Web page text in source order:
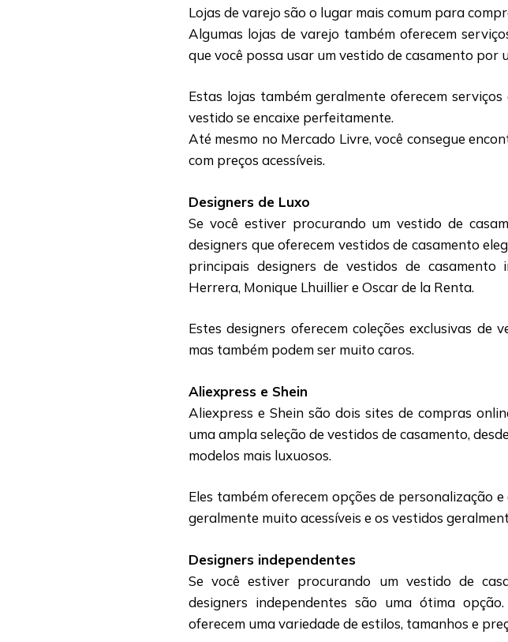
Lojas de varejo são o lugar mais comum para
Algumas lojas de varejo também oferecem
que você possa usar um vestido de casamento por
Estas lojas também geralmente oferecem
vestido se encaixe perfeitamente.
Até mesmo no Mercado Livre, você consegue
com preços acessíveis.
Designers de Luxo
Se você estiver procurando um vestido de
designers que oferecem vestidos de casamento
principais designers de vestidos de casamento
Herrera, Monique Lhuillier e Oscar de la Renta.
Estes designers oferecem coleções exclusivas de
mas também podem ser muito caros.
Aliexpress e Shein
Aliexpress e Shein são dois sites de compras
uma ampla seleção de vestidos de casamento,
modelos mais luxuosos.
Eles também oferecem opções de personalização
geralmente muito acessíveis e os vestidos
Designers independentes
Se você estiver procurando um vestido de
designers independentes são uma ótima
oferecem uma variedade de estilos, tamanhos e